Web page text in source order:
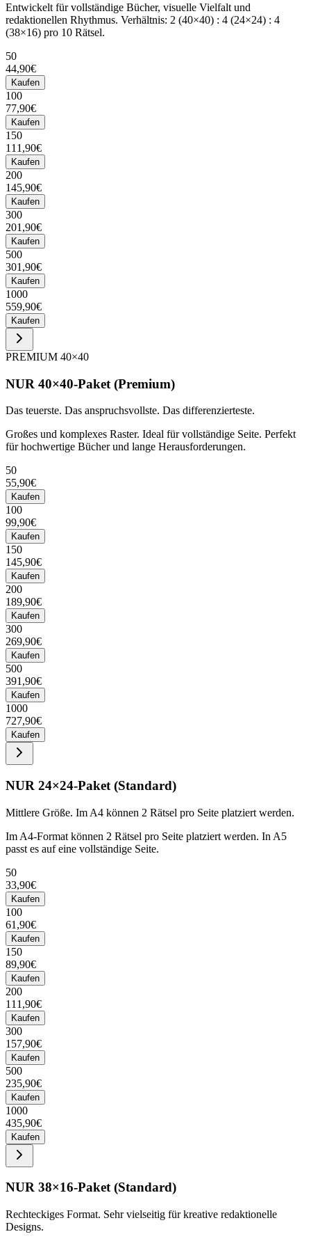
Entwickelt für vollständige Bücher, visuelle Vielfalt und
redaktionellen Rhythmus. Verhältnis: 2 (40×40) : 4 (24×24) : 4
(38×16) pro 10 Rätsel.
50
44,90€
Kaufen
100
77,90€
Kaufen
150
111,90€
Kaufen
200
145,90€
Kaufen
300
201,90€
Kaufen
500
301,90€
Kaufen
1000
559,90€
Kaufen
PREMIUM 40×40
NUR 40×40-Paket (Premium)
Das teuerste. Das anspruchsvollste. Das differenzierteste.
Großes und komplexes Raster. Ideal für vollständige Seite. Perfekt
für hochwertige Bücher und lange Herausforderungen.
50
55,90€
Kaufen
100
99,90€
Kaufen
150
145,90€
Kaufen
200
189,90€
Kaufen
300
269,90€
Kaufen
500
391,90€
Kaufen
1000
727,90€
Kaufen
NUR 24×24-Paket (Standard)
Mittlere Größe. Im A4 können 2 Rätsel pro Seite platziert werden.
Im A4-Format können 2 Rätsel pro Seite platziert werden. In A5
passt es auf eine vollständige Seite.
50
33,90€
Kaufen
100
61,90€
Kaufen
150
89,90€
Kaufen
200
111,90€
Kaufen
300
157,90€
Kaufen
500
235,90€
Kaufen
1000
435,90€
Kaufen
NUR 38×16-Paket (Standard)
Rechteckiges Format. Sehr vielseitig für kreative redaktionelle
Designs.